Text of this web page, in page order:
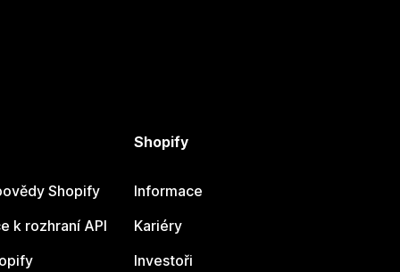
Shopify
k rozhraní API
Shopify
Informace
Kariéry
Investoři